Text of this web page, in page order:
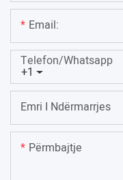
Email:
+1
Telefon/whatsapp
Emri I Ndërmarrjes
Përmbajtje